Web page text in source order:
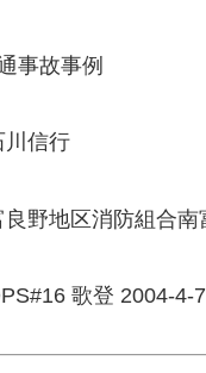
事故事例
川信行
良野地区消防組合南
歌登 2004-4-